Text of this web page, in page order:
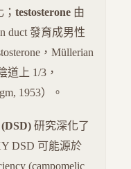
testosterone 由
duct 發育成男性
，Müllerian
道上 1/3，
1953）。
研究深化了
DSD 可能源於
(campomelic